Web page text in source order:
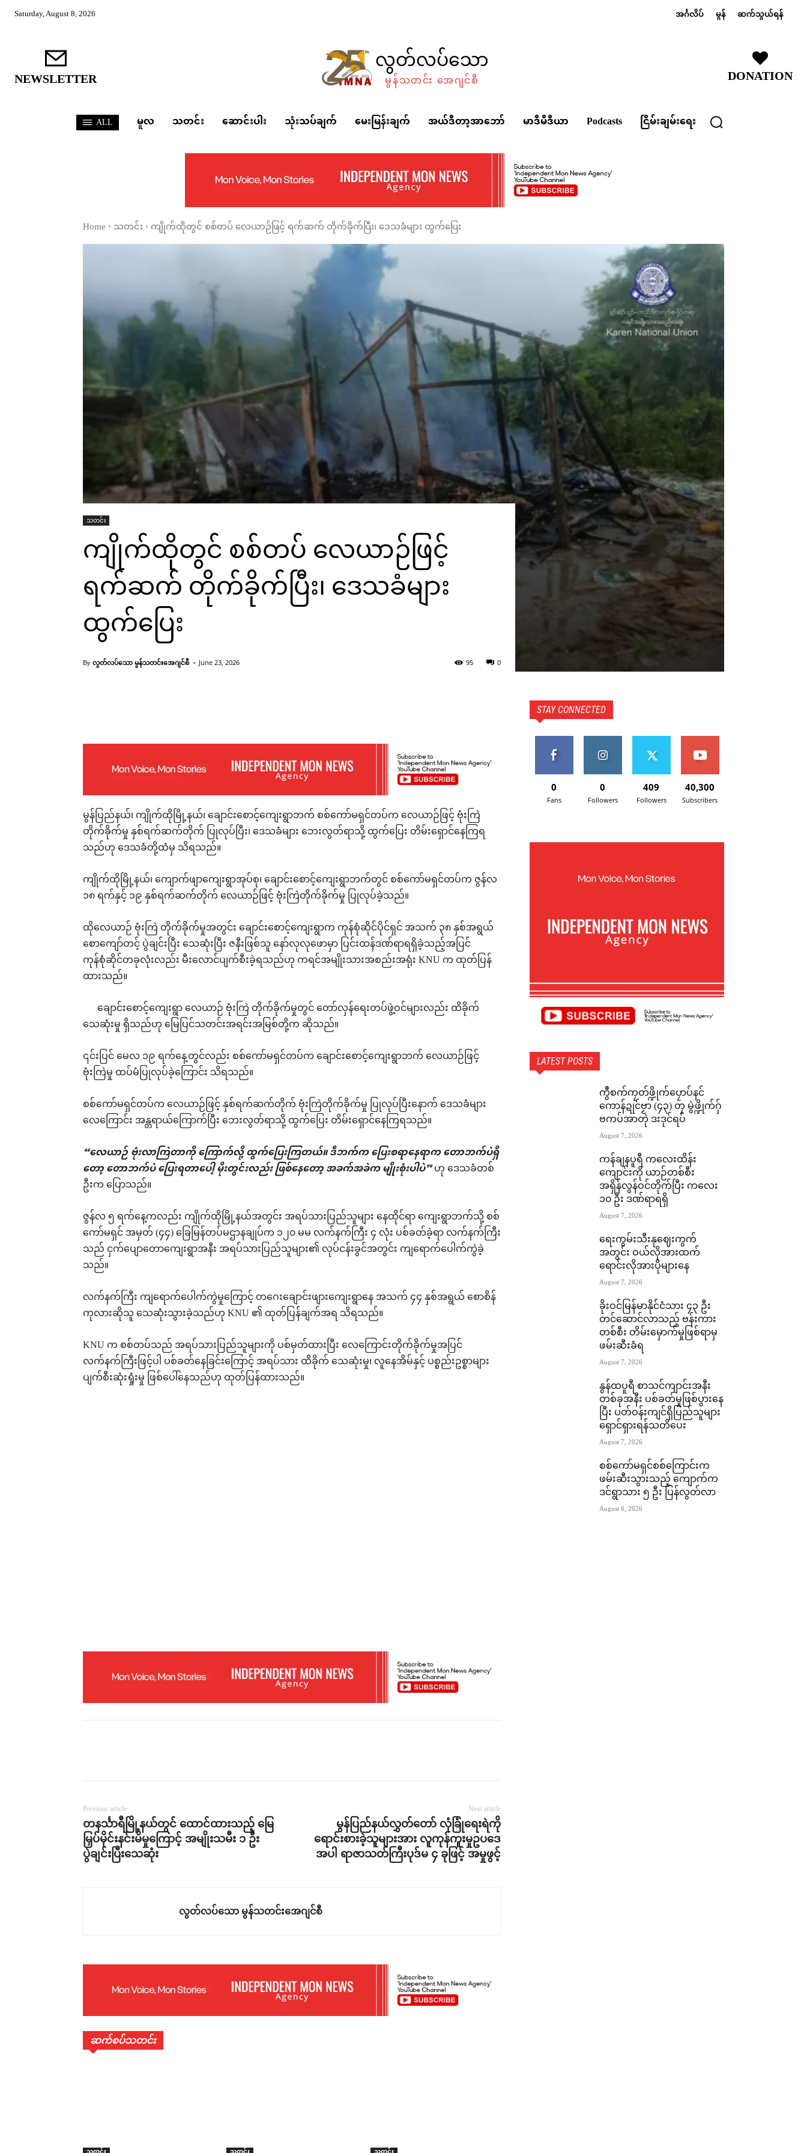
Saturday, August 8, 2026 အင်္ဂလိပ် မွန် ဆက်သွယ်ရန်
NEWSLETTER လွတ်လပ်သော
မွန်သတင်း အေဂျင်စီ DONATION
ALL မူလ သတင်း ဆောင်းပါး သုံးသပ်ချက် မေးမြန်းချက် အယ်ဒီတာ့အာဘော် မာဒီမီဒီယာ Podcasts ငြိမ်းချမ်းရေး
Home သတင်း ကျိုက်ထိုတွင် စစ်တပ် လေယာဉ်ဖြင့် ရက်ဆက် တိုက်ခိုက်ပြီး၊ ဒေသခံများ ထွက်ပြေး
သတင်း
ကျိုက်ထိုတွင် စစ်တပ် လေယာဉ်ဖြင့်
ရက်ဆက် တိုက်ခိုက်ပြီး၊ ဒေသခံများ
ထွက်ပြေး
By လွတ်လပ်သော မွန်သတင်းအေဂျင်စီ - June 23, 2026 0
95
မွန်ပြည်နယ်၊ ကျိုက်ထိုမြို့နယ်၊ ချောင်းစောင့်ကျေးရွာဘက် စစ်ကော်မရှင်တပ်က လေယာဉ်ဖြင့် ဗုံးကြဲ
တိုက်ခိုက်မှု နှစ်ရက်ဆက်တိုက် ပြုလုပ်ပြီး၊ ဒေသခံများ ဘေးလွတ်ရာသို့ ထွက်ပြေး တိမ်းရှောင်နေကြရ
သည်ဟု ဒေသခံတို့ထံမှ သိရသည်။
ကျိုက်ထိုမြို့နယ်၊ ကျောက်ဖျာကျေးရွာအုပ်စု၊ ချောင်းစောင့်ကျေးရွာဘက်တွင် စစ်ကော်မရှင်တပ်က ဇွန်လ
၁၈ ရက်နှင့် ၁၉ နှစ်ရက်ဆက်တိုက် လေယာဉ်ဖြင့် ဗုံးကြဲတိုက်ခိုက်မှု ပြုလုပ်ခဲ့သည်။
ထိုလေယာဉ် ဗုံးကြဲ တိုက်ခိုက်မှုအတွင်း ချောင်းစောင့်ကျေးရွာက ကုန်စုံဆိုင်ပိုင်ရှင် အသက် ၃၈ နှစ်အရွယ်
စောကျော်တင့် ပွဲချင်းပြီး သေဆုံးပြီး ဇနီးဖြစ်သူ နော်လုလုဖောမှာ ပြင်းထန်ဒဏ်ရာရရှိခဲ့သည့်အပြင်
ကုန်စုံဆိုင်တခုလုံးလည်း မီးလောင်ပျက်စီးခဲ့ရသည်ဟု ကရင်အမျိုးသားအစည်းအရုံး KNU က ထုတ်ပြန်
ထားသည်။
ချောင်းစောင့်ကျေးရွာ လေယာဉ် ဗုံးကြဲ တိုက်ခိုက်မှုတွင် တော်လှန်ရေးတပ်ဖွဲ့ဝင်များလည်း ထိခိုက်
သေဆုံးမှု ရှိသည်ဟု မြေပြင်သတင်းအရင်းအမြစ်တို့က ဆိုသည်။
၎င်းပြင် မေလ ၁၉ ရက်နေ့တွင်လည်း စစ်ကော်မရှင်တပ်က ချောင်းစောင့်ကျေးရွာဘက် လေယာဉ်ဖြင့်
ဗုံးကြဲမှု ထပ်မံပြုလုပ်ခဲ့ကြောင်း သိရသည်။
စစ်ကော်မရှင်တပ်က လေယာဉ်ဖြင့် နှစ်ရက်ဆက်တိုက် ဗုံးကြဲတိုက်ခိုက်မှု ပြုလုပ်ပြီးနောက် ဒေသခံများ
လေကြောင်း အန္တရာယ်ကြောက်ပြီး ဘေးလွတ်ရာသို့ ထွက်ပြေး တိမ်းရှောင်နေကြရသည်။
“လေယာဉ် ဗုံးလာကြဲတာကို ကြောက်လို့ ထွက်ပြေးကြတယ်။ ဒီဘက်က ပြေးစရာနေရာက တောဘက်ပဲရှိ
တော့ တောဘက်ပဲ ပြေးရတာပေါ့ မိုးတွင်းလည်း ဖြစ်နေတော့ အခက်အခဲက မျိုးစုံးပါပဲ”ဟု ဒေသခံတစ်
ဦးက ပြောသည်။
ဇွန်လ ၅ ရက်နေ့ကလည်း ကျိုက်ထိုမြို့နယ်အတွင်း အရပ်သားပြည်သူများ နေထိုင်ရာ ကျေးရွာဘက်သို့ စစ်
ကော်မရှင် အမှတ် (၄၄) ခြေမြန်တပ်မဌာနချုပ်က ၁၂၀ မမ လက်နက်ကြီး ၄ လုံး ပစ်ခတ်ခဲ့ရာ လက်နက်ကြီး
သည် ငှက်ပျောတောကျေးရွာအနီး အရပ်သားပြည်သူများ၏ လုပ်ငန်းခွင်အတွင်း ကျရောက်ပေါက်ကွဲခဲ့
သည်။
လက်နက်ကြီး ကျရောက်ပေါက်ကွဲမှုကြောင့် တဂေးချောင်းဖျားကျေးရွာနေ အသက် ၄၄ နှစ်အရွယ် စောစိန်
ကုလားဆိုသူ သေဆုံးသွားခဲ့သည်ဟု KNU ၏ ထုတ်ပြန်ချက်အရ သိရသည်။
KNU က စစ်တပ်သည် အရပ်သားပြည်သူများကို ပစ်မှတ်ထားပြီး လေကြောင်းတိုက်ခိုက်မှုအပြင်
လက်နက်ကြီးဖြင့်ပါ ပစ်ခတ်နေခြင်းကြောင့် အရပ်သား ထိခိုက် သေဆုံးမှု၊ လူနေအိမ်နှင့် ပစ္စည်းဥစ္စာများ
ပျက်စီးဆုံးရှုံးမှု ဖြစ်ပေါ်နေသည်ဟု ထုတ်ပြန်ထားသည်။
Previous article
တနင်္သာရီမြို့နယ်တွင် ထောင်ထားသည့် မြေ
မြှပ်မိုင်းနင်းမိမှုကြောင့် အမျိုးသမီး ၁ ဦး
ပွဲချင်းပြီးသေဆုံး
Next article
မွန်ပြည်နယ်လွှတ်တော် လုံခြုံရေးရဲကို
ရောင်းစားခဲ့သူများအား လူကုန်ကူးမှုဥပဒေ
အပါ ရာဇာသတ်ကြီးပုဒ်မ ၄ ခုဖြင့် အမှုဖွင့်
လွတ်လပ်သော မွန်သတင်းအေဂျင်စီ
ဆက်စပ်သတင်း
STAY CONNECTED
0
Fans
0
Followers
409
Followers
40,300
Subscribers
LATEST POSTS
ကွဳစက်ကၠတ်ဖ္ဍိုက်ပၠောပ်နင်
ကောန်ဍုင်ဗၟာ (၄၃) တၠ မွဲဖ္ဍိုက်ဂှ်
ဗကပ်အာတုဲ ဒးဒုင်ရပ်
August 7, 2026
ကန်ချနပူရီ ကလေးထိန်း
ကျောင်းကို ယာဉ်တစ်စီး
အရှိန်လွန်ဝင်တိုက်ပြီး ကလေး
၁၀ ဦး ဒဏ်ရာရရှိ
August 7, 2026
ရေးကွမ်းသီးနုဈေးကွက်
အတွင်း ဝယ်လိုအားထက်
ရောင်းလိုအားပိုများနေ
August 7, 2026
ခိုးဝင်မြန်မာနိုင်ငံသား ၄၃ ဦး
တင်ဆောင်လာသည့် ဗန်းကား
တစ်စီး တိမ်းမှောက်မှုဖြစ်ရာမှ
ဖမ်းဆီးခံရ
August 7, 2026
နွန်ထပူရီ စာသင်ကျာင်းအနီး
တစ်ခုအနီး ပစ်ခတ်မှုဖြစ်ပွားနေ
ပြီး ပတ်ဝန်းကျင်ရှိပြည်သူများ
ရှောင်ရှားရန်သတိပေး
August 7, 2026
စစ်ကော်မရှင်စစ်ကြောင်းက
ဖမ်းဆီးသွားသည့် ကျောက်က
ဒင်ရွာသား ၅ ဦး ပြန်လွတ်လာ
August 6, 2026